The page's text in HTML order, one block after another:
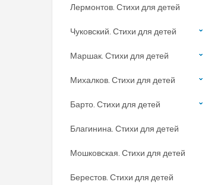
Лермонтов. Стихи для детей
Чуковский. Стихи для детей
Маршак. Стихи для детей
Михалков. Стихи для детей
Барто. Стихи для детей
Благинина. Стихи для детей
Мошковская. Стихи для детей
Берестов. Стихи для детей